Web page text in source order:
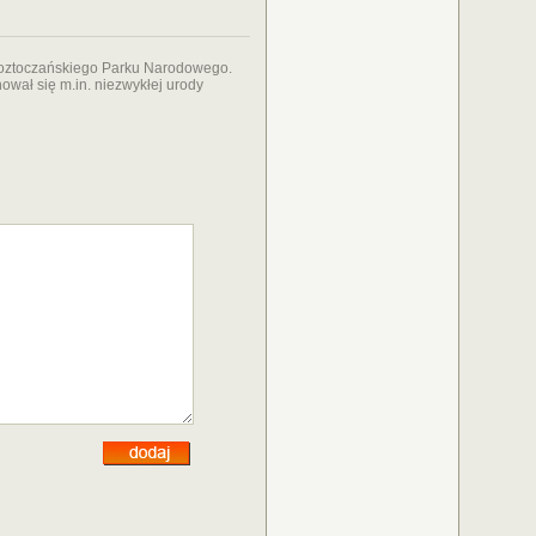
Parku Narodowego.
się m.in. niezwykłej urody